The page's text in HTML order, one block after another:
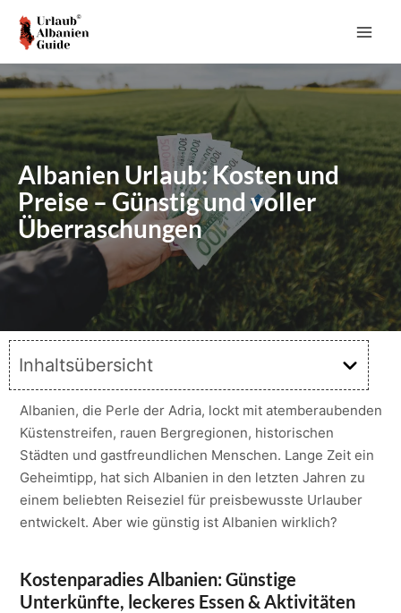
Inhalt
springen
Albanien Urlaub: Kosten und
Preise – Günstig und voller
Überraschungen
Inhaltsübersicht
Albanien, die Perle der Adria, lockt mit atemberaubenden
Küstenstreifen, rauen Bergregionen, historischen
Städten und gastfreundlichen Menschen. Lange Zeit ein
Geheimtipp, hat sich Albanien in den letzten Jahren zu
einem beliebten Reiseziel für preisbewusste Urlauber
entwickelt. Aber wie günstig ist Albanien wirklich?
Kostenparadies Albanien: Günstige
Unterkünfte, leckeres Essen & Aktivitäten